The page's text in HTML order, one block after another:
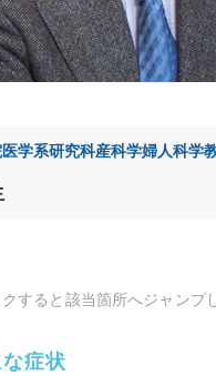
学系研究科産科学婦人科学
すると該当箇所へジャンプ
症状